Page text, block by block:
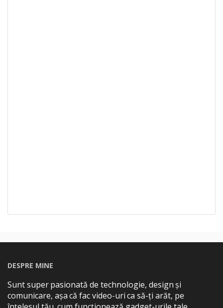
DESPRE MINE
Sunt super pasionată de technologie, design și
comunicare, așa că fac video-uri ca să-ți arăt, pe